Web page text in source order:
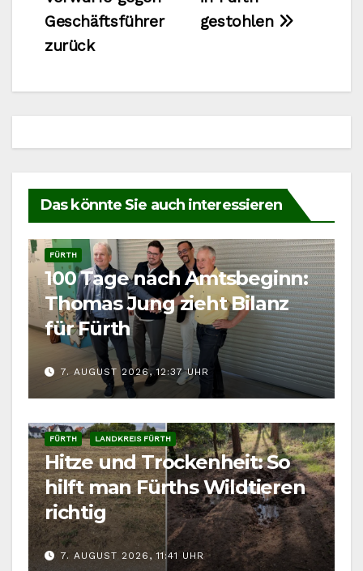
gestohlen
Geschäftsführer
zurück
Das könnte Sie auch interessieren
FÜRTH
100 Tage nach Amtsbeginn:
Thomas Jung zieht Bilanz
für Fürth
7. AUGUST 2026, 12:37 UHR
FÜRTH LANDKREIS FÜRTH
Hitze und Trockenheit: So
hilft man Fürths Wildtieren
richtig
7. AUGUST 2026, 11:41 UHR